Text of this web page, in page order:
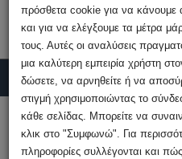
Υποβολή
πρόσθετα cookie για να κάνουμε
και για να ελέγξουμε τα μέτρα
τους. Αυτές οι αναλύσεις
μια καλύτερη εμπειρία χρήστη
δώσετε, να αρνηθείτε ή να
στιγμή χρησιμοποιώντας το
κάθε σελίδας. Μπορείτε να
κλικ στο "Συμφωνώ". Για
πληροφορίες συλλέγονται και